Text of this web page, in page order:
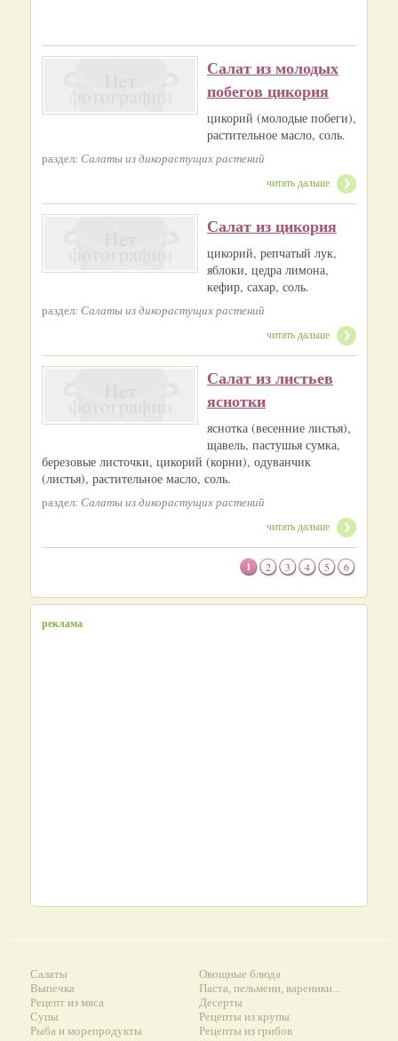
Салат из молодых
побегов цикория
цикорий (молодые побеги),
растительное масло, соль.
раздел: Салаты из дикорастущих растений
читать дальше
Салат из цикория
цикорий, репчатый лук,
яблоки, цедра лимона,
кефир, сахар, соль.
раздел: Салаты из дикорастущих растений
читать дальше
Салат из листьев
яснотки
яснотка (весенние листья),
щавель, пастушья сумка,
березовые листочки, цикорий (корни), одуванчик
(листья), растительное масло, соль.
раздел: Салаты из дикорастущих растений
читать дальше
1 2 3 4 5 6
реклама
Салаты
Выпечка
Рецепт из мяса
Супы
Рыба и морепродукты
Овощные блюда
Паста, пельмени, вареники...
Десерты
Рецепты из крупы
Рецепты из грибов